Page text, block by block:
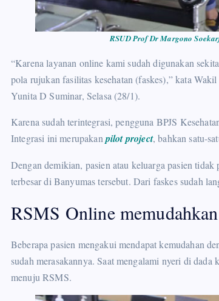
RSUD Prof Dr Margono
“Karena layanan online kami sudah digunakan
pola rujukan fasilitas kesehatan (faskes),” kata
Yunita D Suminar, Selasa (28/1).
Karena sudah terintegrasi, pengguna BPJS
Integrasi ini merupakan pilot project, bahkan satu-
Dengan demikian, pasien atau keluarga pasien
terbesar di Banyumas tersebut. Dari faskes sudah
RSMS Online
Beberapa pasien mengakui mendapat kemudahan
sudah merasakannya. Saat mengalami nyeri di
menuju RSMS.